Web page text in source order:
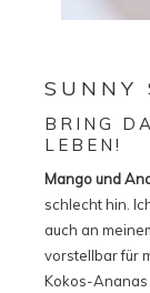
SUNNY
BRING
LEBEN!
Mango und
schlecht hin.
auch an
vorstellbar für
Kokos-Ananas